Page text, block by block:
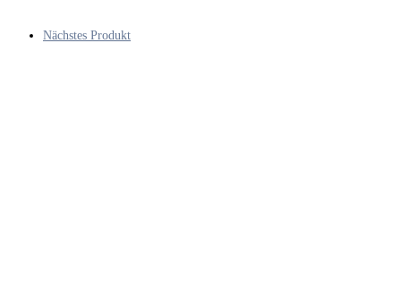
Nächstes Produkt